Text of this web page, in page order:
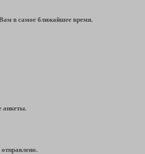
в самое ближайшее время.
анкеты.